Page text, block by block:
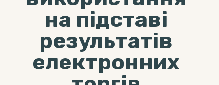
на підставі
результатів
електронних